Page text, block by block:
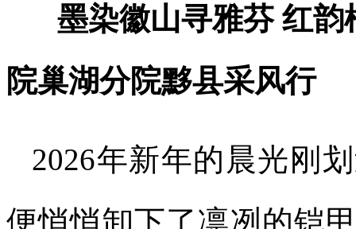
墨染徽山寻雅芬 红
院巢湖分院黟县采风行
2026年新年的晨光刚
便悄悄卸下了凛冽的铠